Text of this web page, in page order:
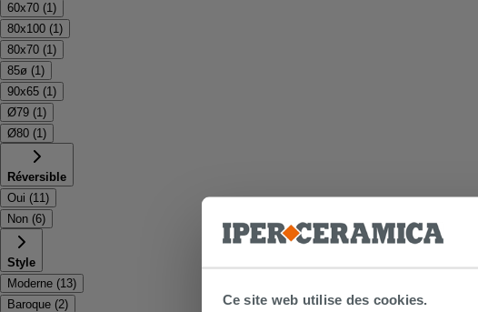
Ce site web utilise des cookies.
60x70 (1 )
80x100 (1 )
80x70 (1 )
85ø (1 )
90x65 (1 )
Ø79 (1 )
Ø80 (1 )
Réversible
Oui (11 )
Non (6)
Style
Moderne (13)
Baroque (2)